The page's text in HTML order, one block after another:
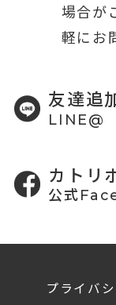
場合が
軽にお
友達追
LINE@
カトリ
公式
プライバ